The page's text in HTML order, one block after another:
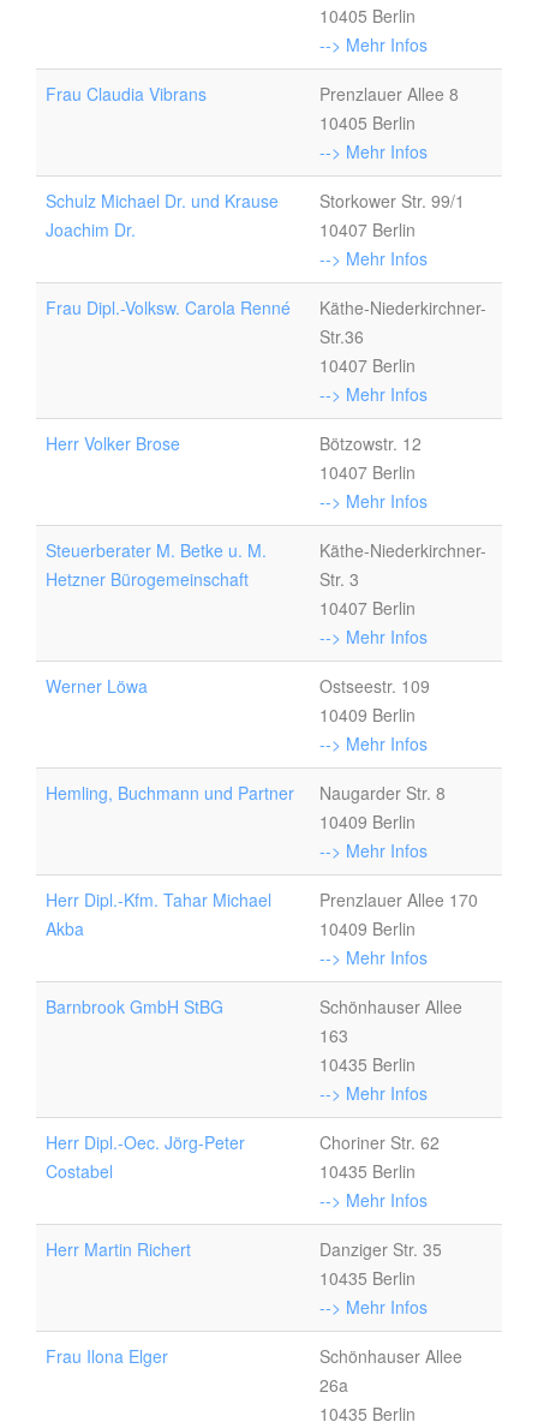
10405 Berlin
--> Mehr Infos
Frau Claudia Vibrans
Prenzlauer Allee 8
10405 Berlin
--> Mehr Infos
Schulz Michael Dr. und Krause
Joachim Dr.
Storkower Str. 99/1
10407 Berlin
--> Mehr Infos
Frau Dipl.-Volksw. Carola Renné
Käthe-Niederkirchner-
Str.36
10407 Berlin
--> Mehr Infos
Herr Volker Brose
Bötzowstr. 12
10407 Berlin
--> Mehr Infos
Steuerberater M. Betke u. M.
Hetzner Bürogemeinschaft
Käthe-Niederkirchner-
Str. 3
10407 Berlin
--> Mehr Infos
Werner Löwa
Ostseestr. 109
10409 Berlin
--> Mehr Infos
Hemling, Buchmann und Partner
Naugarder Str. 8
10409 Berlin
--> Mehr Infos
Herr Dipl.-Kfm. Tahar Michael
Akba
Prenzlauer Allee 170
10409 Berlin
--> Mehr Infos
Barnbrook GmbH StBG
Schönhauser Allee
163
10435 Berlin
--> Mehr Infos
Herr Dipl.-Oec. Jörg-Peter
Costabel
Choriner Str. 62
10435 Berlin
--> Mehr Infos
Herr Martin Richert
Danziger Str. 35
10435 Berlin
--> Mehr Infos
Frau Ilona Elger
Schönhauser Allee
26a
10435 Berlin